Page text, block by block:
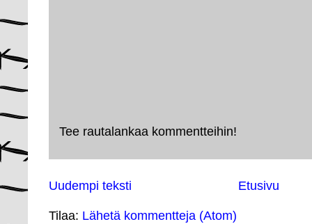
Tee rautalankaa kommentteihin!
Uudempi teksti Etusivu
Tilaa: Lähetä kommentteja (Atom)